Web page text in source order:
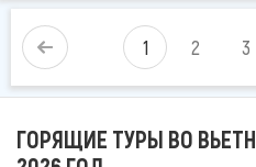
1 2 3
ГОРЯЩИЕ ТУРЫ ВО